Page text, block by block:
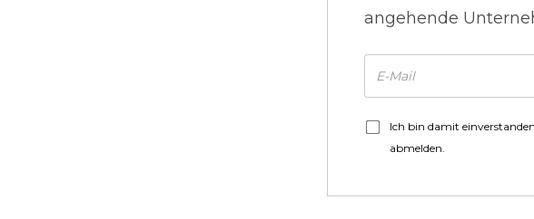
angehende
Ich bin damit
abmelden.